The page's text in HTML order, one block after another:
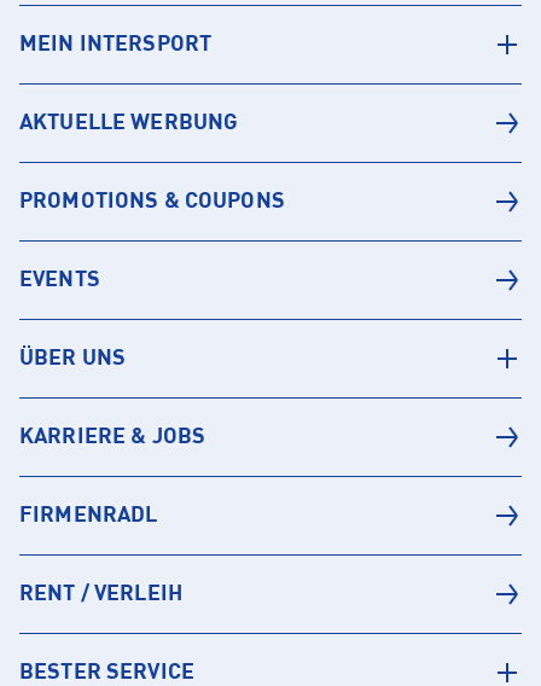
MEIN INTERSPORT
AKTUELLE WERBUNG
PROMOTIONS & COUPONS
EVENTS
ÜBER UNS
KARRIERE & JOBS
FIRMENRADL
RENT / VERLEIH
BESTER SERVICE